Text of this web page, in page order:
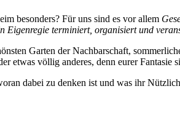
besonders? Für uns sind es vor allem
Eigenregie terminiert, organisiert und
Garten der Nachbarschaft,
etwas völlig anderes, denn eurer Fantasie
dabei zu denken ist und was ihr